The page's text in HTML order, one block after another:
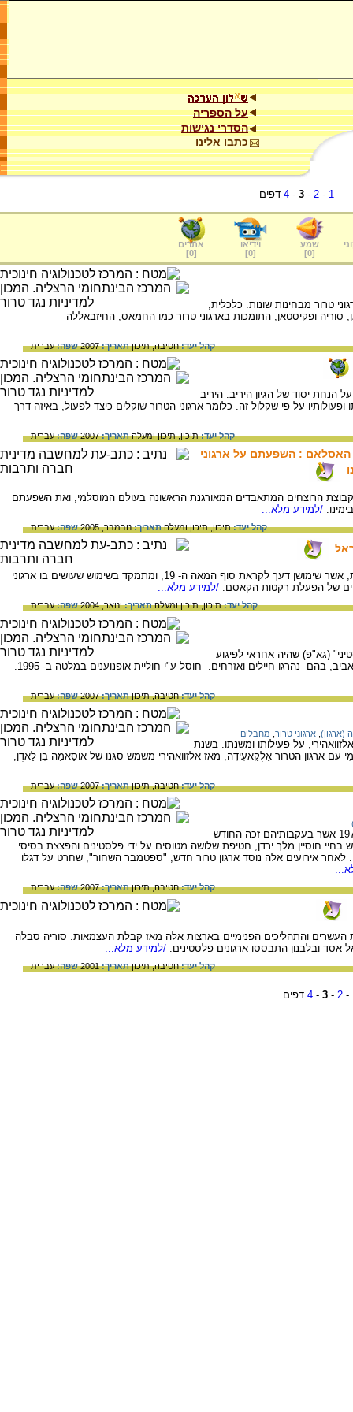
על הספריה
הסדרי נגישות
כתבו אלינו
1
-
2
-
3
-
4 דפים
שמע
[
0
]
וידיאו
[
0
]
אתרים
[
0
]
טרור מבחינות שונות: כלכלית,
סוריה ופקיסטאן, התומכות בארגוני טרור כמו החמאס, החיזבאללה
קהל יעד:חטיבה,תיכוןתאריך:2007 שפה:עברית
הנחת יסוד של הגיון היריב. היריב
על פי שקלול זה. כלומר ארגוני הטרור שוקלים כיצד לפעול, באיזה דרך
קהל יעד:תיכון,תיכון ומעלהתאריך:2007 שפה:עברית
: השפעתם על ארגוני
הרוצחים המתאבדים המאורגנת הראשונה בעולם המוסלמי, ואת השפעתם
/למידע מלא...
קהל יעד:תיכון,תיכון ומעלהתאריך:נובמבר, 2005 שפה:עברית
המאמר סוקר את השימוש ברקטות ארטילריות, אשר שימושן דעך לקראת סוף המאה ה- 19, ומתמקד בשימוש שעושים בו ארגוני
של הפעלת רקטות הקאסם. /למידע מלא...
קהל יעד:תיכון,תיכון ומעלהתאריך:ינואר, 2004 שפה:עברית
(גא"פ) שהיה אחראי לפיגוע
בהם נהרגו חיילים ואזרחים. חוסל ע"י חוליית אופנוענים במלטה ב- 1995.
קהל יעד:חטיבה,תיכוןתאריך:2007 שפה:עברית
(ארגון) ארגוני טרור מחבלים
על פעילותו ומשנתו. בשנת
עם ארגון הטרור אַלְקַאעִידָה, מאז אלזוואהירי משמש סגנו של אוּסַאמַה בִּן לַאדֶן,
קהל יעד:חטיבה,תיכוןתאריך:2007 שפה:עברית
על השתלשלות האירועים בחודש ספטמבר 1970 אשר בעקבותיהם זכה החודש
בחיי חוסיין מלך ירדן, חטיפת שלושה מטוסים על ידי פלסטינים והפצצת בסיסי
לאחר אירועים אלה נוסד ארגון טרור חדש, "ספטמבר השחור", שחרט על דגלו
קהל יעד:חטיבה,תיכוןתאריך:2007 שפה:עברית
העשרים והתהליכים הפנימיים בארצות אלה מאז קבלת העצמאות. סוריה סבלה
אסד ובלבנון התבססו ארגונים פלסטינים. /למידע מלא...
קהל יעד:חטיבה,תיכוןתאריך:2001 שפה:עברית
-
2
-
3
-
4 דפים